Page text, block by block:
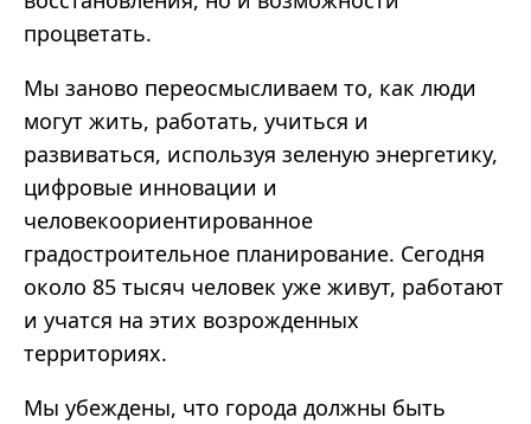
процветать.
Мы заново переосмысливаем то, как люди
могут жить, работать, учиться и
развиваться, используя зеленую энергетику,
цифровые инновации и
человекоориентированное
градостроительное планирование. Сегодня
около 85 тысяч человек уже живут, работают
и учатся на этих возрожденных
территориях.
Мы убеждены, что города должны быть